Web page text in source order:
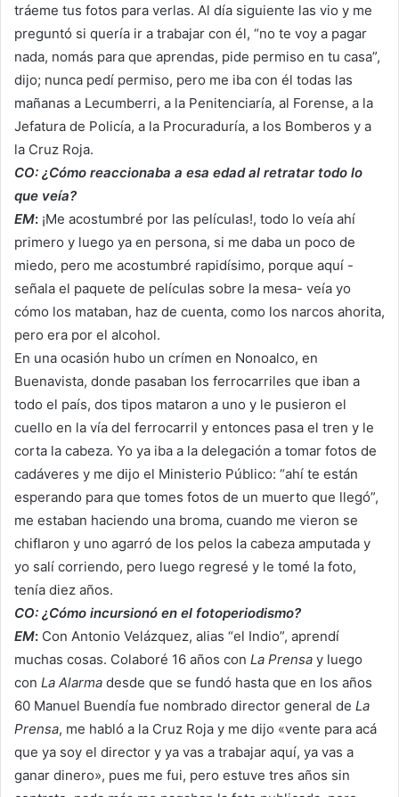
tráeme tus fotos para verlas. Al día siguiente las vio y me
preguntó si quería ir a trabajar con él, “no te voy a pagar
nada, nomás para que aprendas, pide permiso en tu casa”,
dijo; nunca pedí permiso, pero me iba con él todas las
mañanas a Lecumberri, a la Penitenciaría, al Forense, a la
Jefatura de Policía, a la Procuraduría, a los Bomberos y a
la Cruz Roja.
CO: ¿Cómo reaccionaba a esa edad al retratar todo lo
que veía?
EM: ¡Me acostumbré por las películas!, todo lo veía ahí
primero y luego ya en persona, si me daba un poco de
miedo, pero me acostumbré rapidísimo, porque aquí -
señala el paquete de películas sobre la mesa- veía yo
cómo los mataban, haz de cuenta, como los narcos ahorita,
pero era por el alcohol.
En una ocasión hubo un crímen en Nonoalco, en
Buenavista, donde pasaban los ferrocarriles que iban a
todo el país, dos tipos mataron a uno y le pusieron el
cuello en la vía del ferrocarril y entonces pasa el tren y le
corta la cabeza. Yo ya iba a la delegación a tomar fotos de
cadáveres y me dijo el Ministerio Público: “ahí te están
esperando para que tomes fotos de un muerto que llegó”,
me estaban haciendo una broma, cuando me vieron se
chiflaron y uno agarró de los pelos la cabeza amputada y
yo salí corriendo, pero luego regresé y le tomé la foto,
tenía diez años.
CO: ¿Cómo incursionó en el fotoperiodismo?
EM: Con Antonio Velázquez, alias “el Indio”, aprendí
muchas cosas. Colaboré 16 años con La Prensa y luego
con La Alarma desde que se fundó hasta que en los años
60 Manuel Buendía fue nombrado director general de La
Prensa, me habló a la Cruz Roja y me dijo «vente para acá
que ya soy el director y ya vas a trabajar aquí, ya vas a
ganar dinero», pues me fui, pero estuve tres años sin